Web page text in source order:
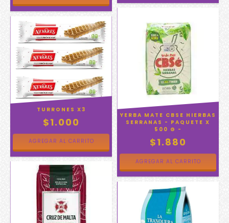
TURRONES X3
$1.000
YERBA MATE CBSE HIERBAS
SERRANAS - PAQUETE X
500 G -
$1.880